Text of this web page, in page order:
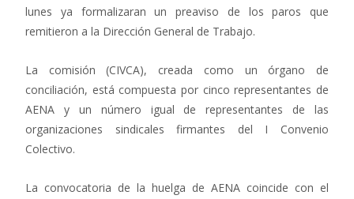
lunes ya formalizaran un preaviso de los paros que
remitieron a la Dirección General de Trabajo.
La comisión (CIVCA), creada como un órgano de
conciliación, está compuesta por cinco representantes de
AENA y un número igual de representantes de las
organizaciones sindicales firmantes del I Convenio
Colectivo.
La convocatoria de la huelga de AENA coincide con el